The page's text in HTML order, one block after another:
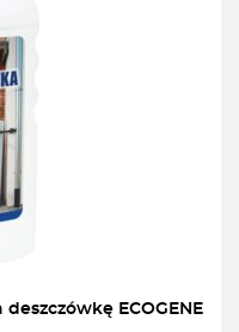
ECOGENE